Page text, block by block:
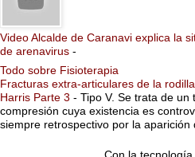
Video Alcalde de Caranavi explica la
de arenavirus -
Todo sobre Fisioterapia
Fracturas extra-articulares de la
Harris Parte 3 - Tipo V. Se trata de
compresión cuya existencia es
siempre retrospectivo por la aparición
Con la tecnología